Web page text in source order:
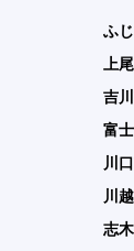
ふ
上
吉
富
川
川
志